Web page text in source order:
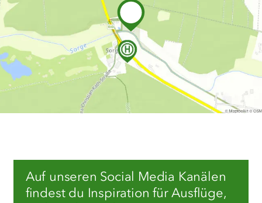
Auf unseren Social Media Kanälen
findest du Inspiration für Ausflüge,